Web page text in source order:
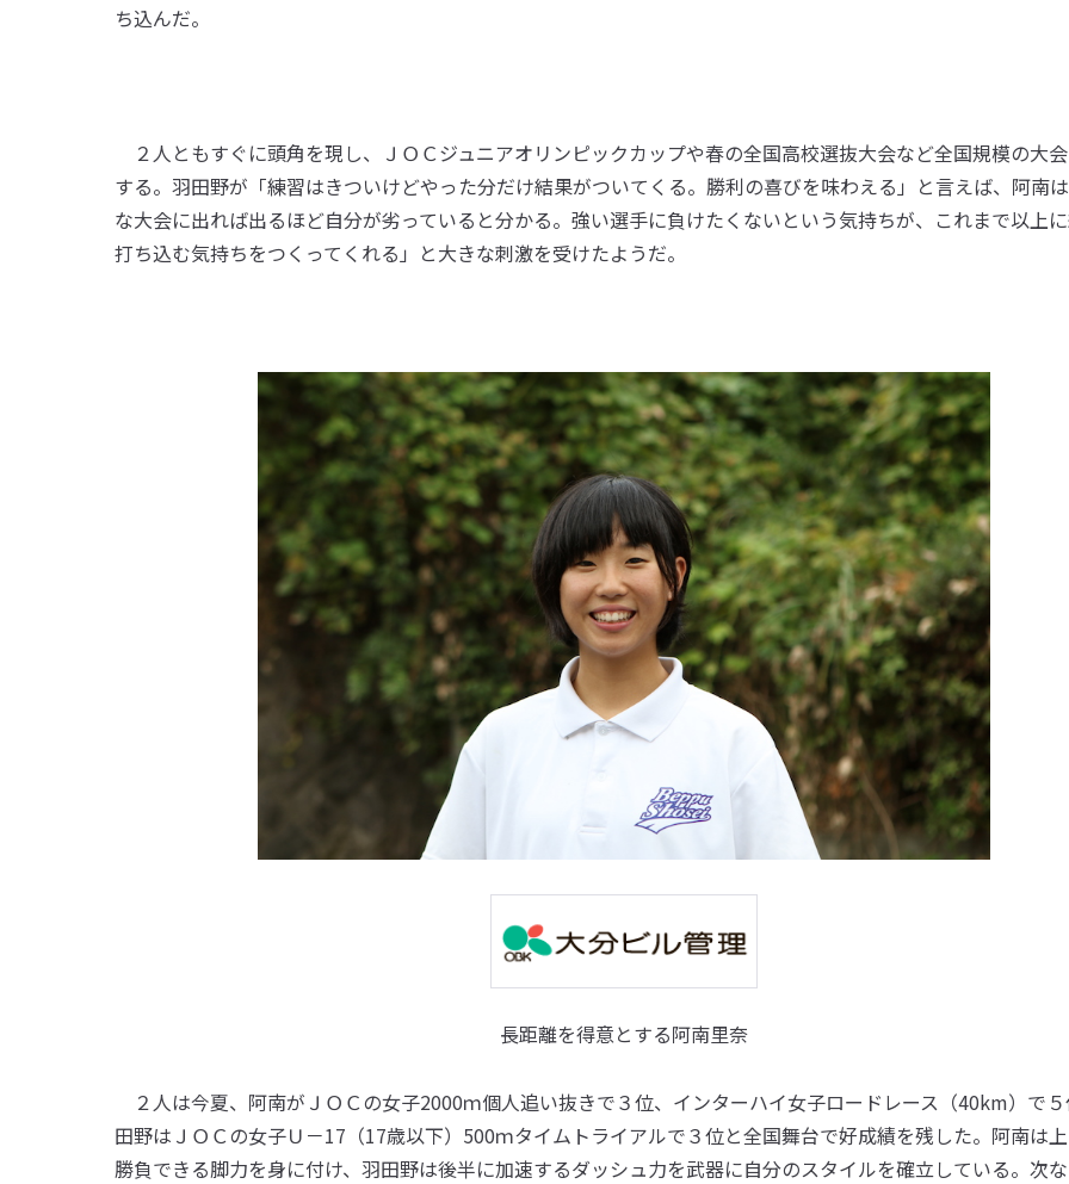
ち込んだ。
２人ともすぐに頭角を現し、ＪＯＣジュニアオリンピックカップや春の全国高校選抜大会など全国規模の大
する。羽田野が「練習はきついけどやった分だけ結果がついてくる。勝利の喜びを味わえる」と言えば、阿南
な大会に出れば出るほど自分が劣っていると分かる。強い選手に負けたくないという気持ちが、これまで以上
打ち込む気持ちをつくってくれる」と大きな刺激を受けたようだ。
長距離を得意とする阿南里奈
２人は今夏、阿南がＪＯＣの女子2000ｍ個人追い抜きで３位、インターハイ女子ロードレース（40km）で
田野はＪＯＣの女子Ｕ－17（17歳以下）500ｍタイムトライアルで３位と全国舞台で好成績を残した。阿南は
勝負できる脚力を身に付け、羽田野は後半に加速するダッシュ力を武器に自分のスタイルを確立している。次